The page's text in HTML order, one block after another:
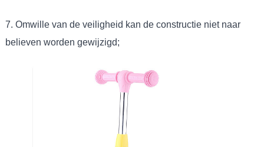
7. Omwille van de veiligheid kan de constructie niet naar
believen worden gewijzigd;